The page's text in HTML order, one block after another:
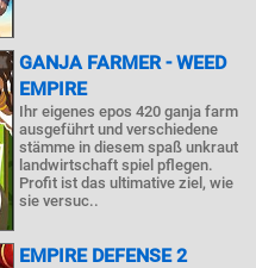
GANJA FARMER - WEED
EMPIRE
Ihr eigenes epos 420 ganja farm
ausgeführt und verschiedene
stämme in diesem spaß unkraut
landwirtschaft spiel pflegen.
Profit ist das ultimative ziel, wie
sie versuc..
EMPIRE DEFENSE 2